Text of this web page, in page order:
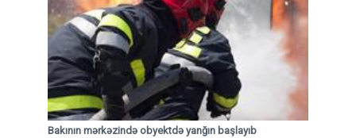
Bakının mərkəzində obyektdə yanğın başlayıb